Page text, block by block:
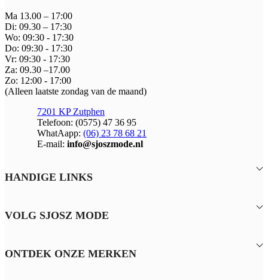
Ma 13.00 – 17:00
Di: 09.30 – 17:30
Wo: 09:30 - 17:30
Do: 09:30 - 17:30
Vr: 09:30 - 17:30
Za: 09.30 –17.00
Zo: 12:00 - 17:00
(Alleen laatste zondag van de maand)
7201 KP Zutphen
Telefoon: (0575) 47 36 95
WhatAapp: (06) 23 78 68 21
E-mail: info@sjoszmode.nl
HANDIGE LINKS
VOLG SJOSZ MODE
ONTDEK ONZE MERKEN